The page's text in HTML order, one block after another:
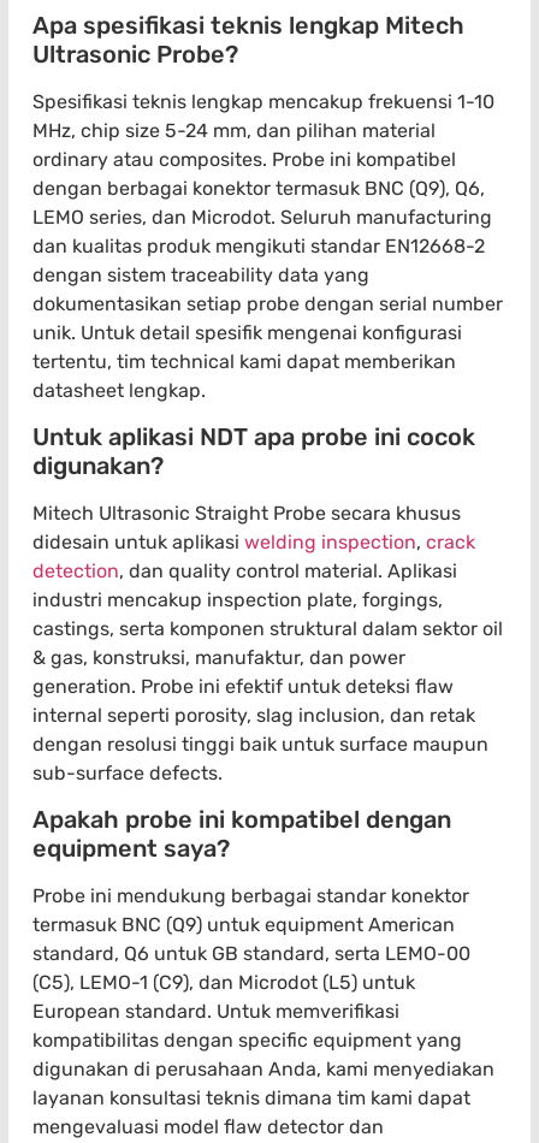
Apa spesifikasi teknis lengkap Mitech
Ultrasonic Probe?
Spesifikasi teknis lengkap mencakup frekuensi 1-10
MHz, chip size 5-24 mm, dan pilihan material
ordinary atau composites. Probe ini kompatibel
dengan berbagai konektor termasuk BNC (Q9), Q6,
LEMO series, dan Microdot. Seluruh manufacturing
dan kualitas produk mengikuti standar EN12668-2
dengan sistem traceability data yang
dokumentasikan setiap probe dengan serial number
unik. Untuk detail spesifik mengenai konfigurasi
tertentu, tim technical kami dapat memberikan
datasheet lengkap.
Untuk aplikasi NDT apa probe ini cocok
digunakan?
Mitech Ultrasonic Straight Probe secara khusus
didesain untuk aplikasi welding inspection, crack
detection, dan quality control material. Aplikasi
industri mencakup inspection plate, forgings,
castings, serta komponen struktural dalam sektor oil
& gas, konstruksi, manufaktur, dan power
generation. Probe ini efektif untuk deteksi flaw
internal seperti porosity, slag inclusion, dan retak
dengan resolusi tinggi baik untuk surface maupun
sub-surface defects.
Apakah probe ini kompatibel dengan
equipment saya?
Probe ini mendukung berbagai standar konektor
termasuk BNC (Q9) untuk equipment American
standard, Q6 untuk GB standard, serta LEMO-00
(C5), LEMO-1 (C9), dan Microdot (L5) untuk
European standard. Untuk memverifikasi
kompatibilitas dengan specific equipment yang
digunakan di perusahaan Anda, kami menyediakan
layanan konsultasi teknis dimana tim kami dapat
mengevaluasi model flaw detector dan